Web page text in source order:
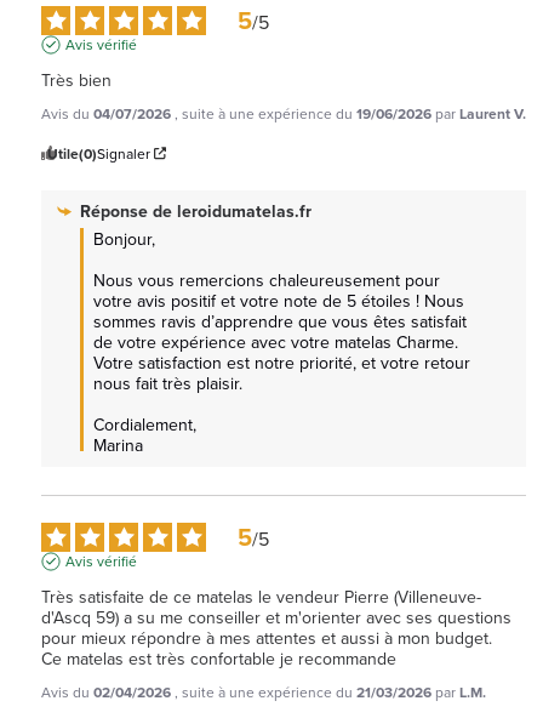
5/5
Avis vérifié
Très bien
Avis du 04/07/2026, suite à une expérience du 19/06/2026 parLaurent V.
Utile(0)Signaler
Réponse de leroidumatelas.fr
Bonjour,
Nous vous remercions chaleureusement pour
votre avis positif et votre note de 5 étoiles ! Nous
sommes ravis d’apprendre que vous êtes satisfait
de votre expérience avec votre matelas Charme.
Votre satisfaction est notre priorité, et votre retour
nous fait très plaisir.
Cordialement,
Marina
5/5
Avis vérifié
Très satisfaite de ce matelas le vendeur Pierre (Villeneuve-
d'Ascq 59) a su me conseiller et m'orienter avec ses questions
pour mieux répondre à mes attentes et aussi à mon budget.
Ce matelas est très confortable je recommande
Avis du 02/04/2026, suite à une expérience du 21/03/2026 parL.M.